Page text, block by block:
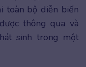
toàn bộ diễn biến
thông qua và
sinh trong một